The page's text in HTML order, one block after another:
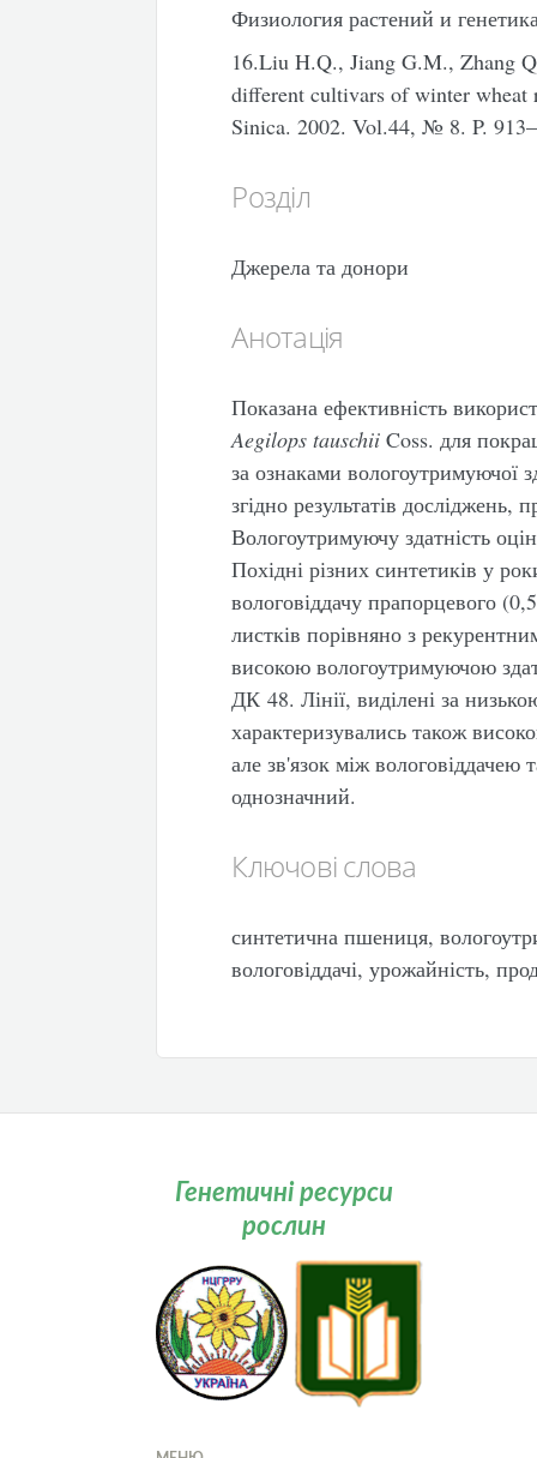
Физиология растений и
16.Liu H.Q., Jiang G.M., Zhang
different cultivars of winter wheat
Sinica. 2002. Vol.44, № 8. P.
Розділ
Джерела та донори
Анотація
Показана ефективність
Aegilops tauschii Coss. для
за ознаками вологоутримуючої
згідно результатів
Вологоутримуючу здатність
Похідні різних синтетиків у
вологовіддачу прапорцевого
листків порівняно з
високою вологоутримуючою
ДК 48. Лінії, виділені за
характеризувались також
але зв'язок між
однозначний.
Ключові слова
синтетична пшениця,
вологовіддачі, урожайність,
Генетичні ресурси
рослин